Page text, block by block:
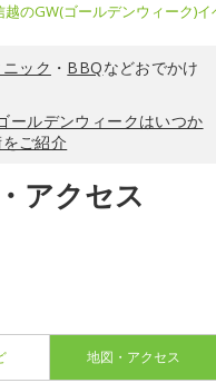
越のGW(ゴールデンウィーク)
ック ・ BBQなどおでかけ
ールデンウィークはいつか
ご紹介
アクセス
地図・アクセス